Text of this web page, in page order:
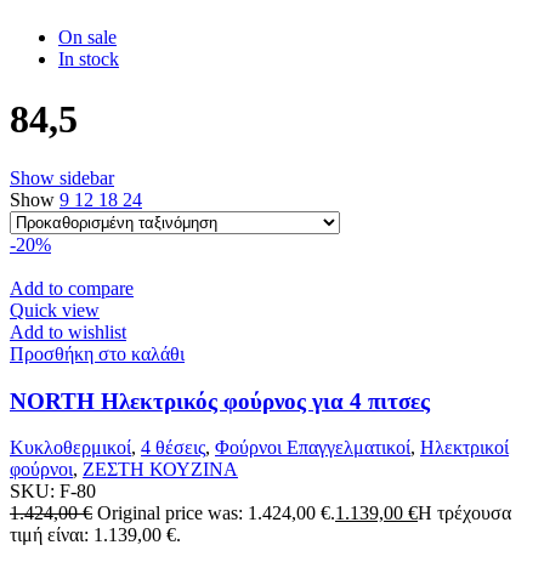
On sale
In stock
84,5
Show sidebar
Show 9 12 18 24
-20%
Add to compare
Quick view
Add to wishlist
Προσθήκη στο καλάθι
NORTH Ηλεκτρικός φούρνος για 4 πιτσες
Κυκλοθερμικοί, 4 θέσεις, Φούρνοι Επαγγελματικοί, Ηλεκτρικοί
φούρνοι, ΖΕΣΤΗ ΚΟΥΖΙΝΑ
SKU: F-80
1.424,00€ Original price was: 1.424,00 €.1.139,00 €Η τρέχουσα
τιμή είναι: 1.139,00 €.